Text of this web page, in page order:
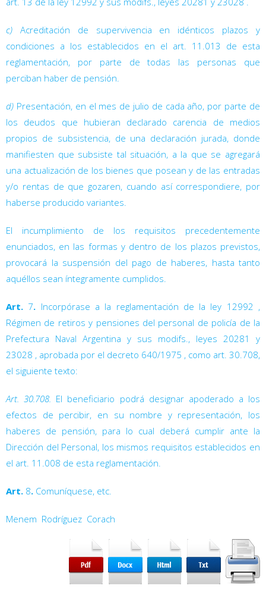
c) Acreditación de supervivencia en idénticos plazos y
condiciones a los establecidos en el art. 11.013 de esta
reglamentación, por parte de todas las personas que
perciban haber de pensión.
d) Presentación, en el mes de julio de cada año, por parte de
los deudos que hubieran declarado carencia de medios
propios de subsistencia, de una declaración jurada, donde
manifiesten que subsiste tal situación, a la que se agregará
una actualización de los bienes que posean y de las entradas
y/o rentas de que gozaren, cuando así correspondiere, por
haberse producido variantes.
El incumplimiento de los requisitos precedentemente
enunciados, en las formas y dentro de los plazos previstos,
provocará la suspensión del pago de haberes, hasta tanto
aquéllos sean íntegramente cumplidos.
Art. 7. Incorpórase a la reglamentación de la ley 12992 ,
Régimen de retiros y pensiones del personal de policía de la
Prefectura Naval Argentina y sus modifs., leyes 20281 y
23028 , aprobada por el decreto 640/1975 , como art. 30.708,
el siguiente texto:
Art. 30.708. El beneficiario podrá designar apoderado a los
efectos de percibir, en su nombre y representación, los
haberes de pensión, para lo cual deberá cumplir ante la
Dirección del Personal, los mismos requisitos establecidos en
el art. 11.008 de esta reglamentación.
Art. 8. Comuníquese, etc.
Menem  Rodríguez  Corach